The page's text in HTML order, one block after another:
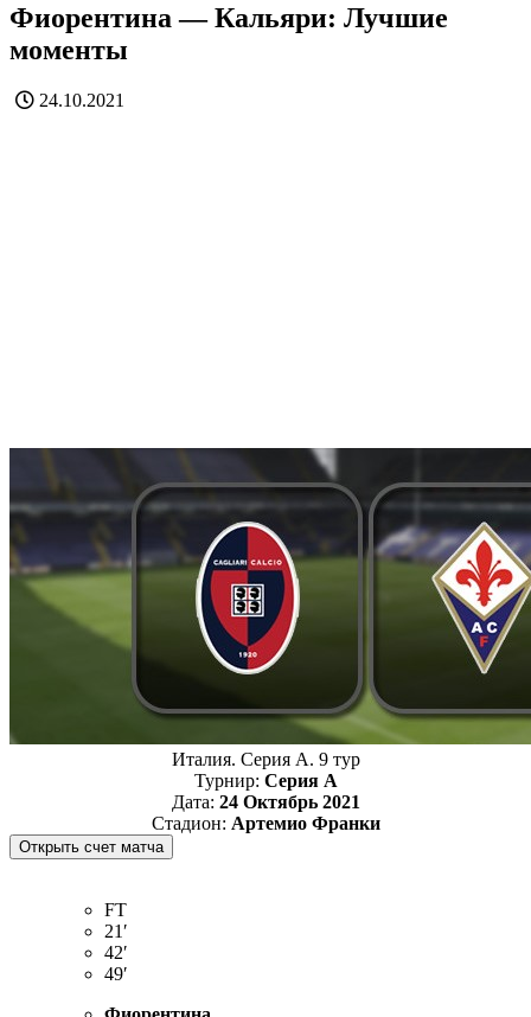
Фиорентина — Кальяри: Лучшие
моменты
24.10.2021
Италия. Серия А. 9 тур
Турнир: Серия А
Дата: 24 Октябрь 2021
Стадион: Артемио Франки
FT
21′
42′
49′